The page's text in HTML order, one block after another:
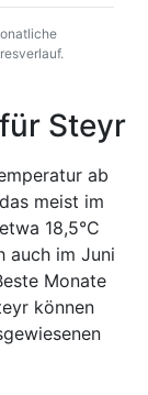
Steyr
ab
meist im
18,5°C
auch im Juni
Monate
können